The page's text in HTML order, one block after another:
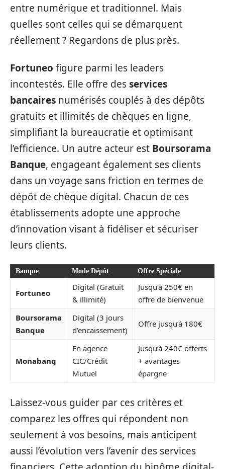
entre numérique et traditionnel. Mais
quelles sont celles qui se démarquent
réellement ? Regardons de plus près.
Fortuneo figure parmi les leaders
incontestés. Elle offre desservices
bancaires numérisés couplés à des dépôts
gratuits et illimités de chèques en ligne,
simplifiant la bureaucratie et optimisant
l’efficience. Un autre acteur est Boursorama
Banque, engageant également ses clients
dans un voyage sans friction en termes de
dépôt de chèque digital. Chacun de ces
établissements adopte une approche
d’innovation visant à fidéliser et sécuriser
leurs clients.
Banque Mode Dépôt Offre Spéciale
Fortuneo
Digital (Gratuit
& illimité)
Jusqu’à 250€ en
offre de bienvenue
Boursorama
Banque
Digital (3 jours
d’encaissement)
Offre jusqu’à 180€
Monabanq
En agence
CIC/Crédit
Mutuel
Jusqu’à 240€ offerts
+ avantages
épargne
Laissez-vous guider par ces critères et
comparez les offres qui répondent non
seulement à vos besoins, mais anticipent
aussi l’évolution vers l’avenir des services